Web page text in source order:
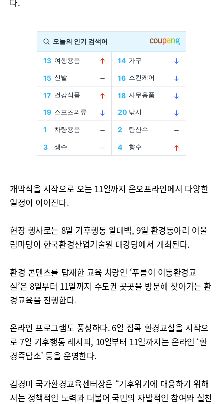
다.
개막식을 시작으로 오는 11일까지 온오프라인에서 다양한
일정이 이어진다.
현장 행사로는 8일 기후행동 일대백, 9일 환경동아리 어울
림마당이 한국환경산업기술원 대강당에서 개최된다.
환경 콘텐츠를 탑재한 교육 차량인 ‘푸름이 이동환경교
실’은 8일부터 11일까지 수도권 곳곳을 방문해 찾아가는 환
경교육을 진행한다.
온라인 프로그램도 풍성하다. 6일 집콕 환경교실을 시작으
로 7일 기후행동 레시피, 10일부터 11일까지는 온라인 ‘환
경즉답소’ 등을 운영한다.
김경미 국가환경교육센터장은 “기후위기에 대응하기 위해
서는 정책적인 노력과 더불어 국민의 자발적인 참여와 실천